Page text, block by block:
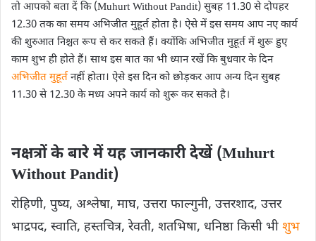
तो आपको बता दें कि (Muhurt Without Pandit) सुबह 11.30 से दोपहर
12.30 तक का समय अभिजीत मुहूर्त होता है। ऐसे में इस समय आप नए कार्य
की शुरुआत निश्चत रूप से कर सकते हैं। क्योंकि अभिजीत मुहूर्त में शुरू हुए
काम शुभ ही होते हैं। साथ इस बात का भी ध्यान रखें कि बुधवार के दिन
अभिजीत मुहूर्त नहीं होता। ऐसे इस दिन को छोड़कर आप अन्य दिन सुबह
11.30 से 12.30 के मध्य अपने कार्य को शुरू कर सकते है।
नक्षत्रों के बारे में यह जानकारी देखें (Muhurt
Without Pandit)
रोहिणी, पुष्य, अश्लेषा, माघ, उत्तरा फाल्गुनी, उत्तरशाद, उत्तर
भाद्रपद, स्वाति, हस्तचित्र, रेवती, शतभिषा, धनिष्ठा किसी भी शुभ